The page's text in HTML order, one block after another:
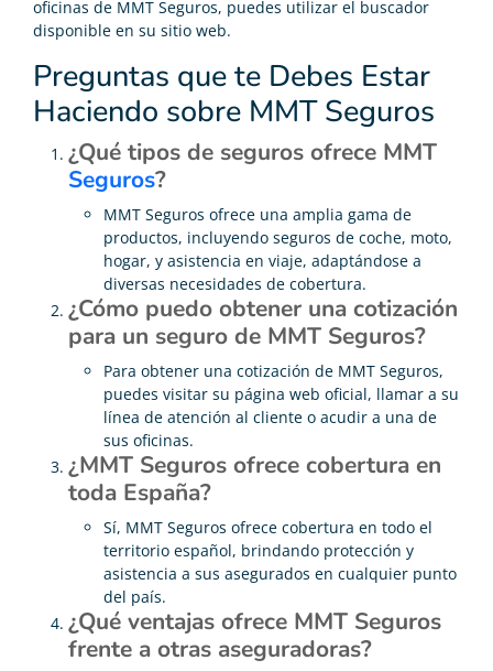
oficinas de MMT Seguros, puedes utilizar el buscador
disponible en su sitio web.
Preguntas que te Debes Estar
Haciendo sobre MMT Seguros
¿Qué tipos de seguros ofrece MMT
Seguros?
MMT Seguros ofrece una amplia gama de
productos, incluyendo seguros de coche, moto,
hogar, y asistencia en viaje, adaptándose a
diversas necesidades de cobertura.
¿Cómo puedo obtener una cotización
para un seguro de MMT Seguros?
Para obtener una cotización de MMT Seguros,
puedes visitar su página web oficial, llamar a su
línea de atención al cliente o acudir a una de
sus oficinas.
¿MMT Seguros ofrece cobertura en
toda España?
Sí, MMT Seguros ofrece cobertura en todo el
territorio español, brindando protección y
asistencia a sus asegurados en cualquier punto
del país.
¿Qué ventajas ofrece MMT Seguros
frente a otras aseguradoras?